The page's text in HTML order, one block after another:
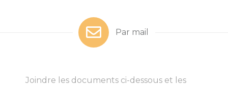
Par mail
Joindre les documents ci-dessous et les